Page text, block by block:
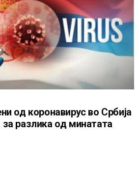
од коронавирус во Србија
разлика од минатата